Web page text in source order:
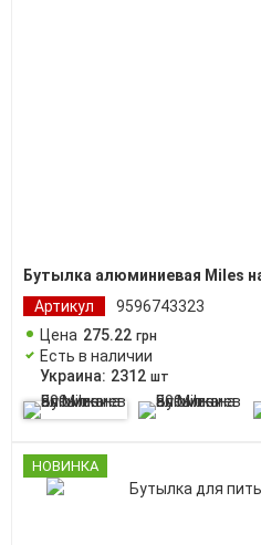
Бутылка алюминиевая Miles
Артикул
9596743323
Цена 275.22 грн
Есть в наличии
Украина: 2312 шт
НОВИНКА